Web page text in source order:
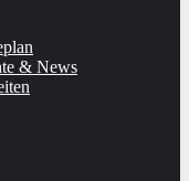
& News